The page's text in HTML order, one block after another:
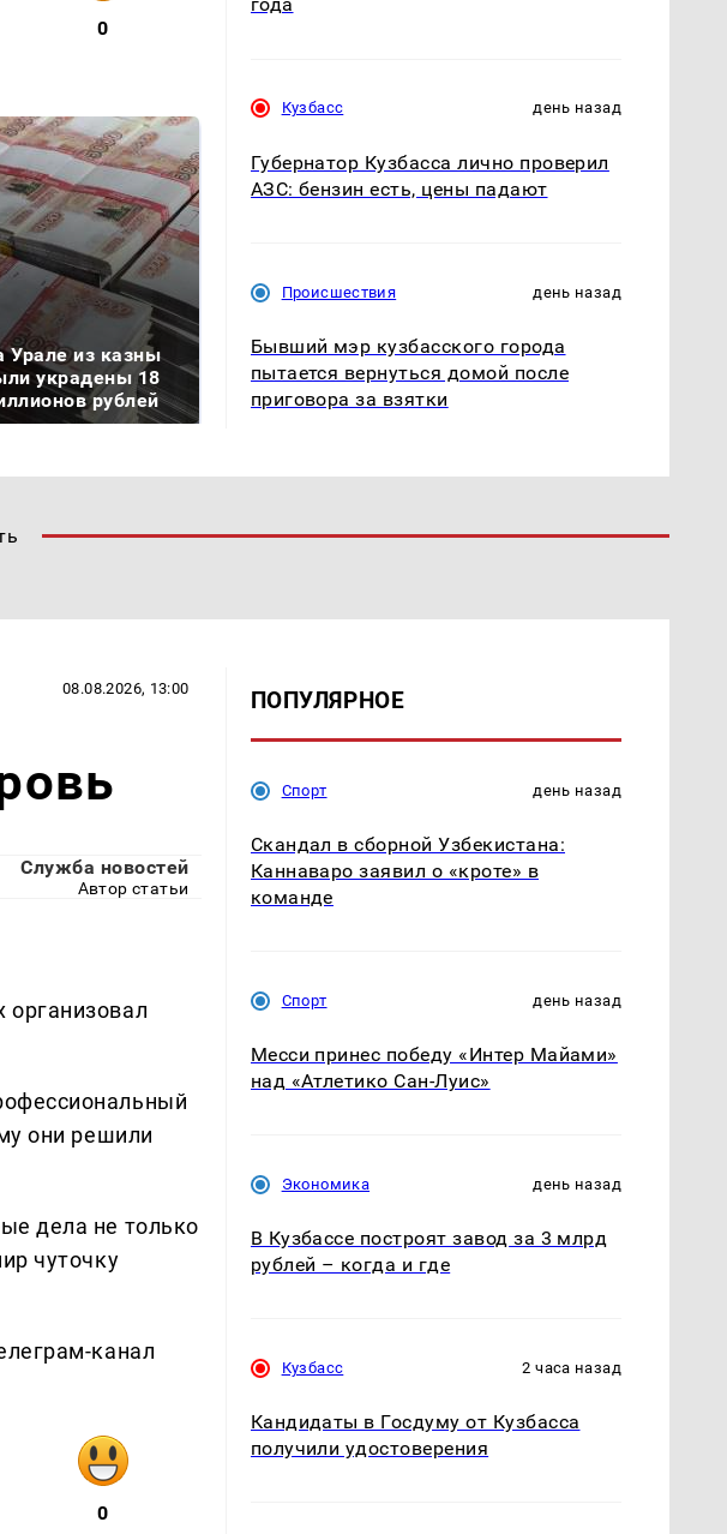
0
Урале из казны
украдены 18
рублей
крушение вертолета на
Кавказе: смотреть
Не ешьте эту
готовую еду из
года
Кузбасс день назад
Губернатор Кузбасса лично проверил
АЗС: бензин есть, цены падают
Происшествия день назад
Бывший мэр кузбасского города
пытается вернуться домой после
приговора за взятки
08.08.2026, 13:00
Служба новостей
Автор статьи
они решили
дела не только
чуточку
канал
0
ПОПУЛЯРНОЕ
Спорт день назад
Скандал в сборной Узбекистана:
Каннаваро заявил о «кроте» в
команде
Спорт день назад
Месси принес победу «Интер Майами»
над «Атлетико Сан-Луис»
Экономика день назад
В Кузбассе построят завод за 3 млрд
рублей – когда и где
Кузбасс 2 часа назад
Кандидаты в Госдуму от Кузбасса
получили удостоверения